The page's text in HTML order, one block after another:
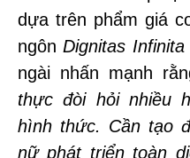
dựa trên phẩm giá
ngônDignitas Infinita
ngài nhấn mạnh
thực đòi hỏi nhiều
hình thức. Cần tạo
nữ phát triển toàn